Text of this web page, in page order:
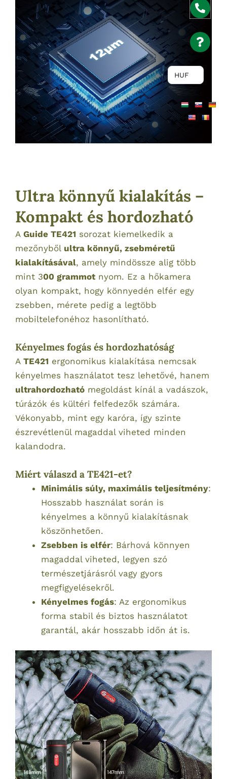
Ultra könnyű kialakítás –
Kompakt és hordozható
A Guide TE421 sorozat kiemelkedik a
mezőnyből ultra könnyű, zsebméretű
kialakításával, amely mindössze alig több
mint 300 grammotnyom. Ez a hőkamera
olyan kompakt, hogy könnyedén elfér egy
zsebben, mérete pedig a legtöbb
mobiltelefonéhoz hasonlítható.
Kényelmes fogás és hordozhatóság
A TE421 ergonomikus kialakítása nemcsak
kényelmes használatot tesz lehetővé, hanem
ultrahordozható megoldást kínál a vadászok,
túrázók és kültéri felfedezők számára.
Vékonyabb, mint egy karóra, így szinte
észrevétlenül magaddal viheted minden
kalandodra.
Miért válaszd a TE421-et?
Minimális súly, maximális teljesítmény:
Hosszabb használat során is
kényelmes a könnyű kialakításnak
köszönhetően.
Zsebben is elfér: Bárhová könnyen
magaddal viheted, legyen szó
természetjárásról vagy gyors
megfigyelésekről.
Kényelmes fogás: Az ergonomikus
forma stabil és biztos használatot
garantál, akár hosszabb időn át is.
HUF